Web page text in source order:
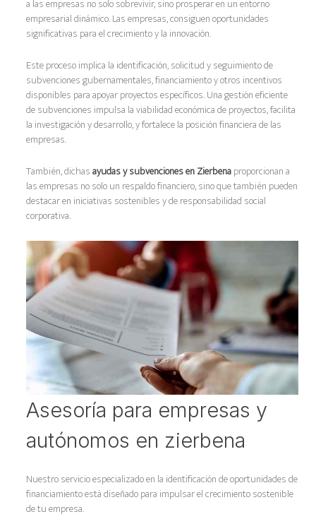
a las empresas no solo sobrevivir, sino prosperar en un entorno
empresarial dinámico. Las empresas, consiguen oportunidades
significativas para el crecimiento y la innovación.
Este proceso implica la identificación, solicitud y seguimiento de
subvenciones gubernamentales, financiamiento y otros incentivos
disponibles para apoyar proyectos específicos. Una gestión eficiente
de subvenciones impulsa la viabilidad económica de proyectos, facilita
la investigación y desarrollo, y fortalece la posición financiera de las
empresas.
También, dichasayudas y subvenciones en Zierbenaproporcionan a
las empresas no solo un respaldo financiero, sino que también pueden
destacar en iniciativas sostenibles y de responsabilidad social
corporativa.
Asesoría para empresas y
autónomos en zierbena
Nuestro servicio especializado en la identificación de oportunidades de
financiamiento está diseñado para impulsar el crecimiento sostenible
de tu empresa.